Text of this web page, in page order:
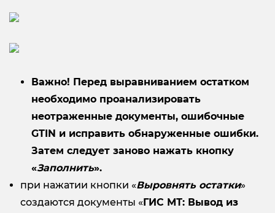
Важно! Перед выравниванием остатком
необходимо проанализировать
неотраженные документы, ошибочные
GTIN и исправить обнаруженные ошибки.
Затем следует заново нажать кнопку
«Заполнить».
при нажатии кнопки «Выровнять остатки»
создаются документы « ГИС МТ: Вывод из